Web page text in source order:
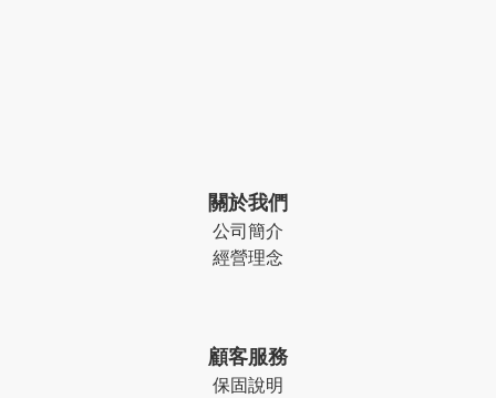
關於我們
公司簡介
經營理念
顧客服務
保固說明